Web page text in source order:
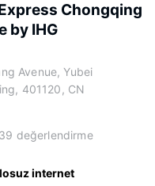
Chongqing
by IHG
Avenue, Yubei
401120, CN
39 değerlendirme
internet